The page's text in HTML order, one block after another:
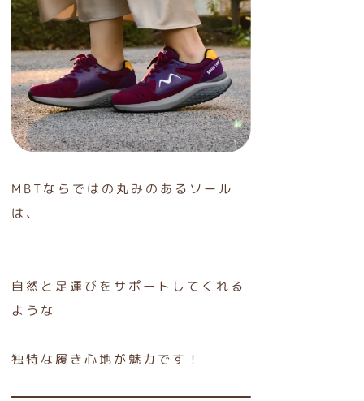
MBTならではの丸みのあるソール
は、
自然と足運びをサポートしてくれる
ような
独特な履き心地が魅力です！